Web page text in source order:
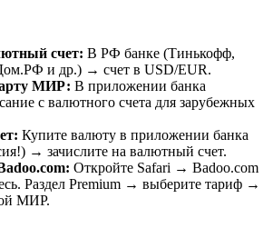
счет: В РФ банке (Тинькофф,
и др.) → счет в USD/EUR.
МИР: В приложении банка
с валютного счета для зарубежных
Купите валюту в приложении банка
→ зачислите на валютный счет.
Откройте Safari → Badoo.com
Раздел Premium → выберите тариф →
МИР.